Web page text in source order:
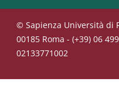
© Sapienza Università di
00185 Roma - (+39) 06
02133771002